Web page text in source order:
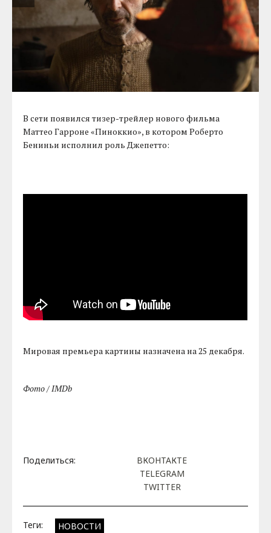
В сети появился тизер-трейлер нового фильма
Маттео Гарроне «Пиноккио», в котором Роберто
Бениньи исполнил роль Джепетто:
Мировая премьера картины назначена на 25 декабря.
Фото / IMDb
Поделиться:
ВКОНТАКТЕ
TELEGRAM
TWITTER
Теги: НОВОСТИ